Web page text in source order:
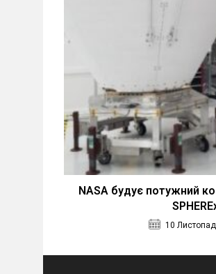
NASA будує потужний
10